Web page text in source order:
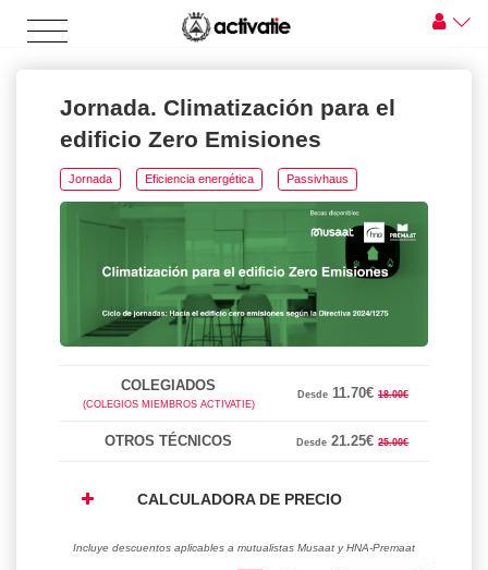
Jornada. Climatización para el
edificio Zero Emisiones
Jornada Eficiencia energética Passivhaus
COLEGIADOS
(COLEGIOS MIEMBROS ACTIVATIE)
Desde11.70€ 18.00€
OTROS TÉCNICOS Desde 21.25€25.00€
CALCULADORA DE PRECIO
Incluye descuentos aplicables a mutualistas Musaat y HNA-Premaat